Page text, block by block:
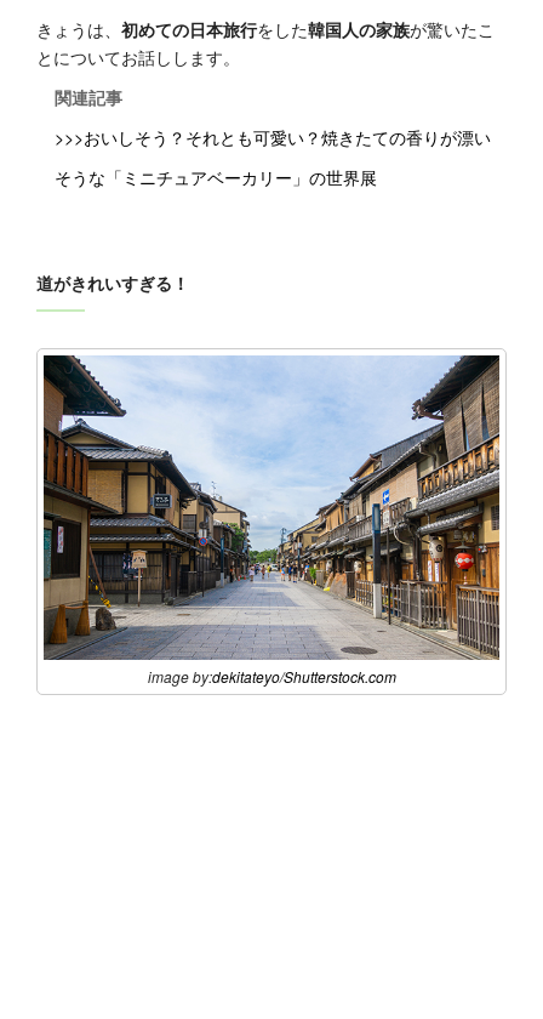
きょうは、 初めての日本旅行をした韓国人の家族が驚いたこ
とについてお話しします。
関連記事
>>>おいしそう？それとも可愛い？焼きたての香りが漂い
そうな「ミニチュアベーカリー」の世界展
道がきれいすぎる！
image by:dekitateyo/Shutterstock.com